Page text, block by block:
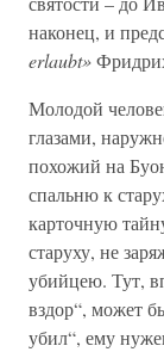
наконец, и
erlaubt»
Молодой
глазами,
похожий на
спальню к
карточную
старуху, не
убийцею. Тут,
вздор“, может
убил“, ему